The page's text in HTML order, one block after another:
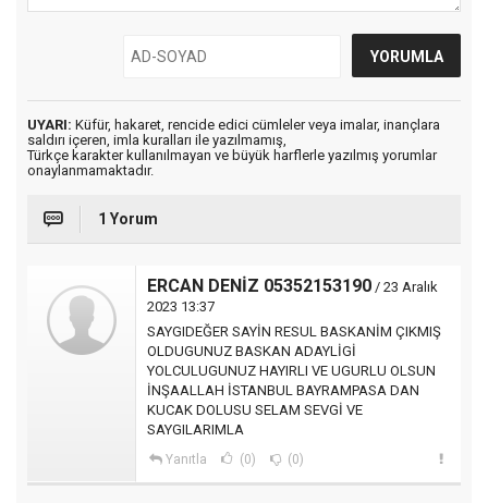
UYARI: Küfür, hakaret, rencide edici cümleler veya imalar, inançlara
saldırı içeren, imla kuralları ile yazılmamış,
Türkçe karakter kullanılmayan ve büyük harflerle yazılmış yorumlar
onaylanmamaktadır.
1 Yorum
ERCAN DENİZ 05352153190 / 23 Aralık
2023 13:37
SAYGIDEĞER SAYİN RESUL BASKANİM ÇIKMIŞ
OLDUGUNUZ BASKAN ADAYLİGİ
YOLCULUGUNUZ HAYIRLI VE UGURLU OLSUN
İNŞAALLAH İSTANBUL BAYRAMPASA DAN
KUCAK DOLUSU SELAM SEVGİ VE
SAYGILARIMLA
Yanıtla (0) (0)